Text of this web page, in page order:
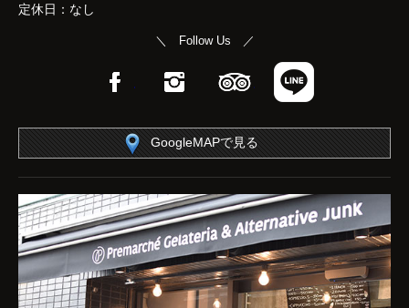
定休日：なし
＼ Follow Us ／
FacebookInstagramTripAdvisor
GoogleMAPで見る